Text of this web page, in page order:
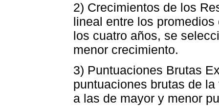
2) Crecimientos de los
lineal entre los
los cuatro años, se
menor crecimiento.
3) Puntuaciones Brutas
puntuaciones brutas de
a las de mayor y menor